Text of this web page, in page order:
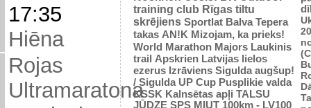
17:35
Hiēna
Rojas
Ultramaratona
training club Rīgas tiltu
skrējiens Sportlat Balva Tepera
takas AN!K Mizojam, ka prieks!
World Marathon Majors Laukinis
trail Apskrien Latvijas lielos
ezerus Izrāviens Sigulda augšup!
/ Sigulda UP Cup Pusplikie valda
KSSK Kalnsētas apļi TALSU
JŪDZE SPS MIUT 100km - LV100